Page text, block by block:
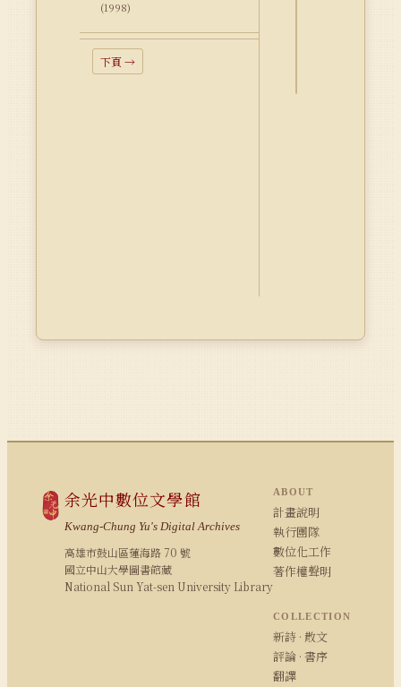
(1998)
下頁 →
余光中數位文學館
Kwang-Chung Yu's Digital Archives
高雄市鼓山區蓮海路 70 號
國立中山大學圖書館藏
National Sun Yat-sen University Library
ABOUT
計畫說明
執行團隊
數位化工作
著作權聲明
COLLECTION
新詩 · 散文
評論 · 書序
翻譯